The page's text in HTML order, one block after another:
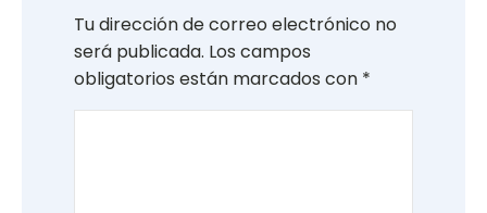
Tu dirección de correo electrónico no
será publicada. Los campos
obligatorios están marcados con *